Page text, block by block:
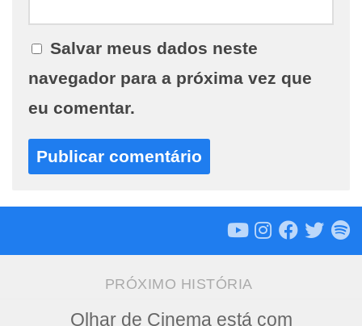
Salvar meus dados neste
navegador para a próxima vez que
eu comentar.
PRÓXIMO HISTÓRIA
Olhar de Cinema está com